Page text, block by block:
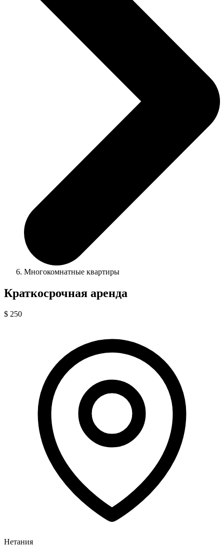
Многокомнатные квартиры
Краткосрочная аренда
$ 250
Нетания